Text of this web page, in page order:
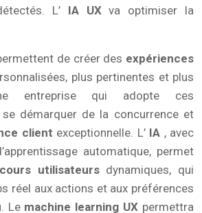
L’ IA UXva optimiser la
de créer des expériences
plus pertinentes et plus
entreprise qui adopte ces
démarquer de la concurrence et
client exceptionnelle. L’ IA , avec
automatique, permet
utilisateurs dynamiques, qui
réel aux actions et aux préférences
Le machine learning UX permettra